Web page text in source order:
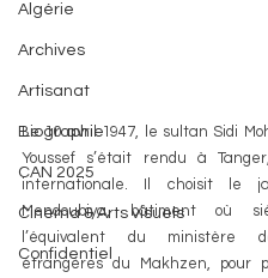
Algérie
Archives
Artisanat
Biographie
CAN 2025
Cinéma & Arts visuels
Confidentiel
Le 10 avril 1947, le sultan Sidi
Youssef s’était rendu à
internationale. Il choisit le
Mendoubiya, bâtiment où
l’équivalent du ministère
étrangères du Makhzen, pour